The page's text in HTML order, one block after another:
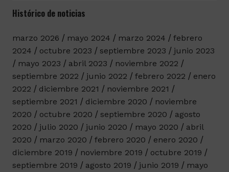
Histórico de noticias
marzo 2026 mayo 2024 marzo 2024
febrero
2024
octubre 2023 septiembre 2023
junio 2023
mayo 2023
abril 2023
noviembre 2022
septiembre 2022
junio 2022 febrero 2022
enero
2022
diciembre 2021
noviembre 2021
septiembre 2021
diciembre 2020
noviembre
2020
octubre 2020 septiembre 2020
agosto
2020
julio 2020 junio 2020 mayo 2020
abril
2020
marzo 2020 febrero 2020
enero 2020
diciembre 2019
noviembre 2019
octubre 2019
septiembre 2019
agosto 2019 junio 2019
mayo